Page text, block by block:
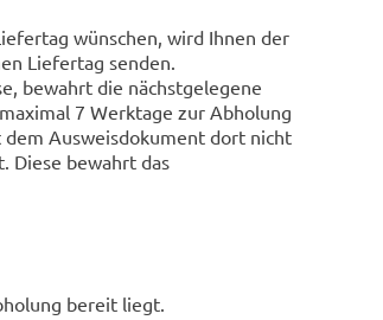
wünschen, wird Ihnen der
Liefertag senden.
bewahrt die nächstgelegene
7 Werktage zur Abholung
Ausweisdokument dort nicht
Diese bewahrt das
bereit liegt.